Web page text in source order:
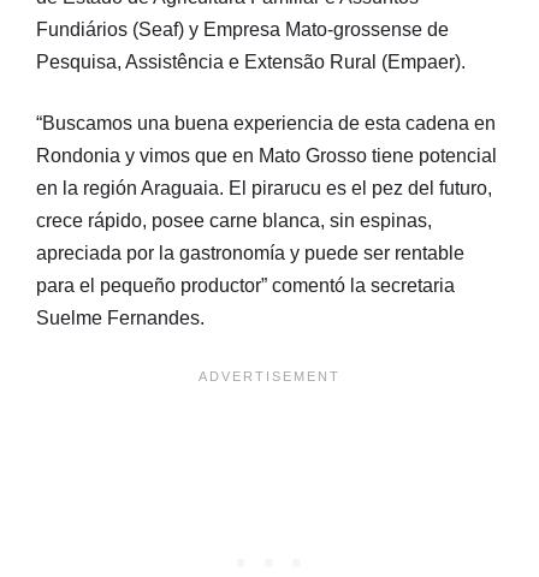
Fundiários (Seaf) y Empresa Mato-grossense de
Pesquisa, Assistência e Extensão Rural (Empaer).
“Buscamos una buena experiencia de esta cadena en
Rondonia y vimos que en Mato Grosso tiene potencial
en la región Araguaia. El pirarucu es el pez del futuro,
crece rápido, posee carne blanca, sin espinas,
apreciada por la gastronomía y puede ser rentable
para el pequeño productor” comentó la secretaria
Suelme Fernandes.